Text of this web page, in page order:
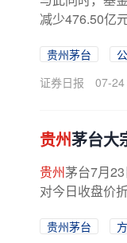
减少476.50亿
贵州茅台
证券日报
07-
贵州茅台大
贵州茅台7月
对今日收盘价
贵州茅台